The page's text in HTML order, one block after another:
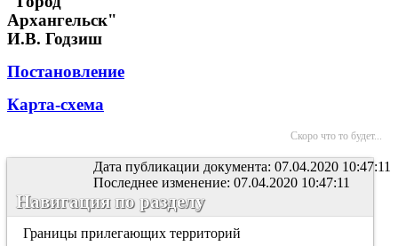
Архангельск"
И.В. Годзиш
Постановление
Карта-схема
Скоро что то будет...
Дата публикации документа: 07.04.2020 10:47:11
Последнее изменение: 07.04.2020 10:47:11
Навигация по разделу
Границы прилегающих территорий